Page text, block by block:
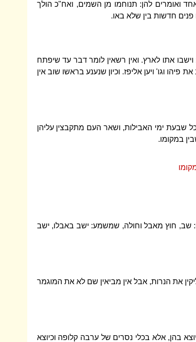
ואומרים להן: תנוחמו מן השמים, ואח"כ הולך
פנים חדשות בין שלא באו.
אתו לארץ. ואין רשאין לומר דבר עד שיפתח
וגו' ויען אליפז. וכיון שנענע בראשו שוב אין
שבעת ימי האבילות, ושאר העם מתקבצין עליהן
במקומו.
שב, חוץ מאבל וחולה, שמשמע: ישב באבלו, ישב
את הנרות, אבל אין מביאין שם לא את המוגמר
בהן, אלא בכלי נסרים של ערבה קלופה וכיוצא